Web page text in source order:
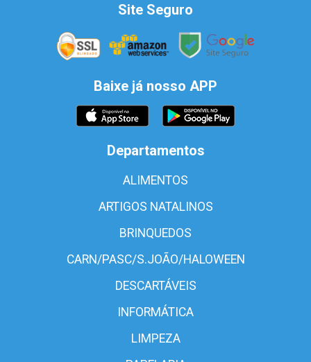
Site Seguro
Baixe já nosso APP
Departamentos
ALIMENTOS
ARTIGOS NATALINOS
BRINQUEDOS
CARN/PASC/S.JOÃO/HALOWEEN
DESCARTÁVEIS
INFORMÁTICA
LIMPEZA